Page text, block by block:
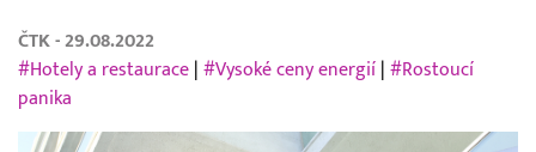
ČTK - 29.08.2022
#Hotely a restaurace #Vysoké ceny energií #Rostoucí
panika